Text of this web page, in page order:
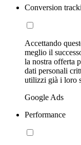
Conversion
Accettando
meglio il
la nostra offerta
dati personali
utilizzi già i loro
Google Ads
Performance